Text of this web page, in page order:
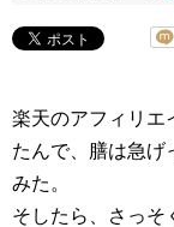
楽天のアフィリエ
たんで、膳は急げ
みた。
そしたら、さっそ